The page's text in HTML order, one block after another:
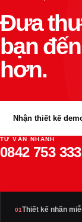
Đưa
bạn
hơn.
Nhận thiết kế
TƯ VẤN NHANH
0842 753 333
01Thiết kế nhãn